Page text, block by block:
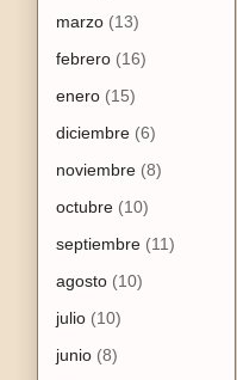
marzo (13)
febrero (16)
enero (15)
diciembre (6)
noviembre (8)
octubre (10)
septiembre (11)
agosto (10)
julio (10)
junio (8)